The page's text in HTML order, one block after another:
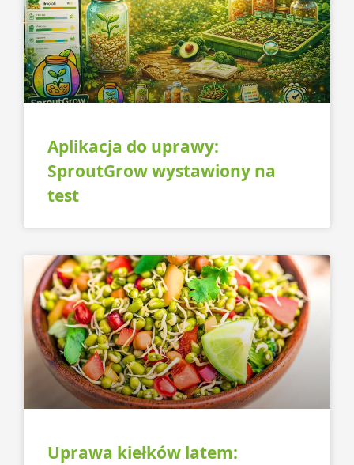
Aplikacja do uprawy:
SproutGrow wystawiony na
test
Uprawa kiełków latem: